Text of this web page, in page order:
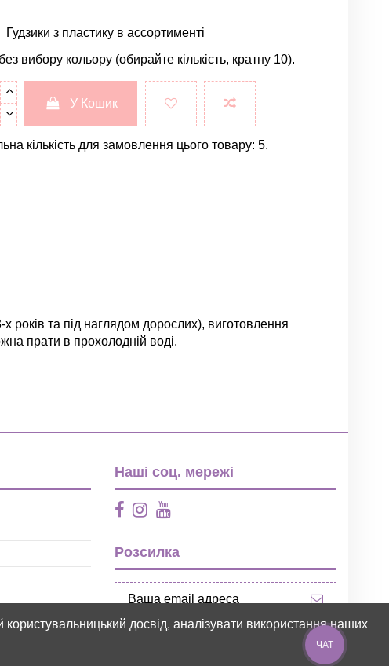
Гудзики з пластику в ассортименті
вибору кольору (обирайте кількість, кратну 10).
У Кошик
кількість для замовлення цього товару: 5.
х років та під наглядом дорослих), виготовлення
прати в прохолодній воді.
Наші соц. мережі
Розсилка
досвід, аналізувати використання наших
ЧАТ